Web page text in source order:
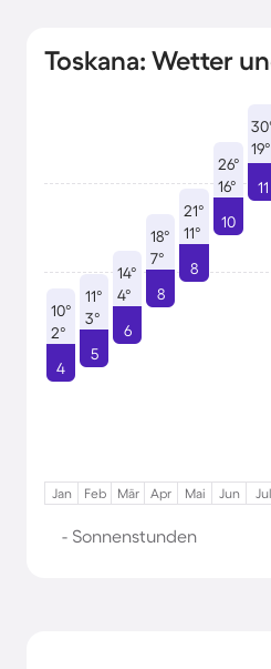
Toskana: Wetter
10°
2°
4
11°
3°
5
14°
4°
6
18°
7°
8
21°
11°
8
26°
16°
10
19°
11
Jan Feb Mär Apr Mai Jun Jul
- Sonnenstunden